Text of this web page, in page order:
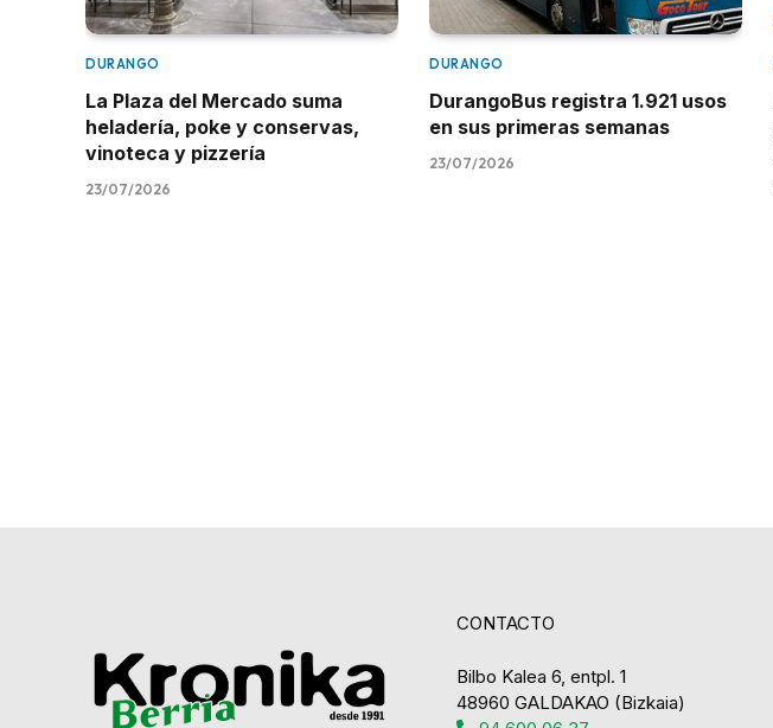
DURANGO
La Plaza del Mercado suma
heladería, poke y conservas,
vinoteca y pizzería
23/07/2026
DURANGO
DurangoBus registra 1.921 usos
en sus primeras semanas
23/07/2026
CONTACTO
Bilbo Kalea 6, entpl. 1
48960 GALDAKAO (Bizkaia)